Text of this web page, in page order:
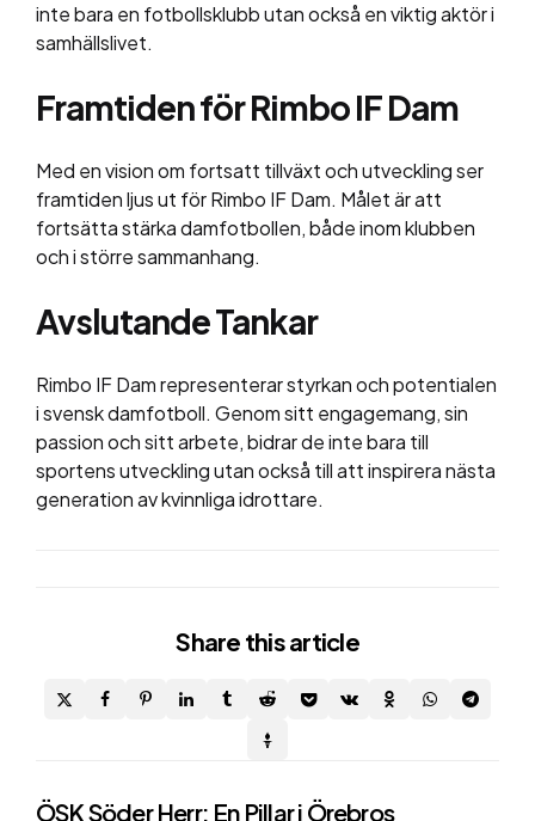
inte bara en fotbollsklubb utan också en viktig aktör i
samhällslivet.
Framtiden för Rimbo IF Dam
Med en vision om fortsatt tillväxt och utveckling ser
framtiden ljus ut för Rimbo IF Dam. Målet är att
fortsätta stärka damfotbollen, både inom klubben
och i större sammanhang.
Avslutande Tankar
Rimbo IF Dam representerar styrkan och potentialen
i svensk damfotboll. Genom sitt engagemang, sin
passion och sitt arbete, bidrar de inte bara till
sportens utveckling utan också till att inspirera nästa
generation av kvinnliga idrottare.
Share this article
ÖSK Söder Herr: En Pillar i Örebros